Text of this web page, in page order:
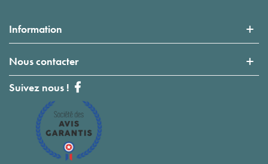
Information
Nous contacter
Suivez nous !